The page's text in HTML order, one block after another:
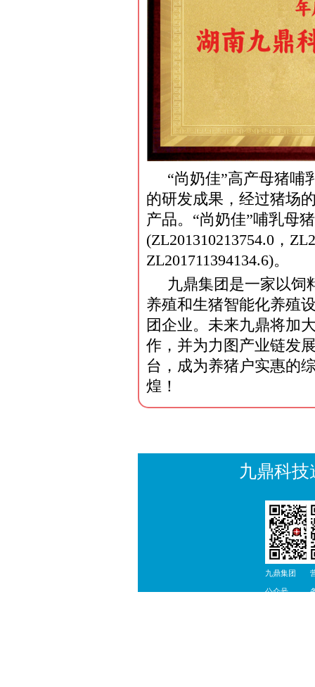
“尚奶佳”高产母猪哺
的研发成果，经过猪场
产品。“尚奶佳”哺乳母
(ZL201310213754.0，
ZL201711394134.6)。
九鼎集团是一家以饲
养殖和生猪智能化养殖
团企业。未来九鼎将加
作，并为力图产业链发
台，成为养猪户实惠的
煌！
九鼎科
九鼎集团
公众号